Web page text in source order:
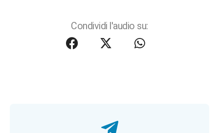
Condividi l'audio su: